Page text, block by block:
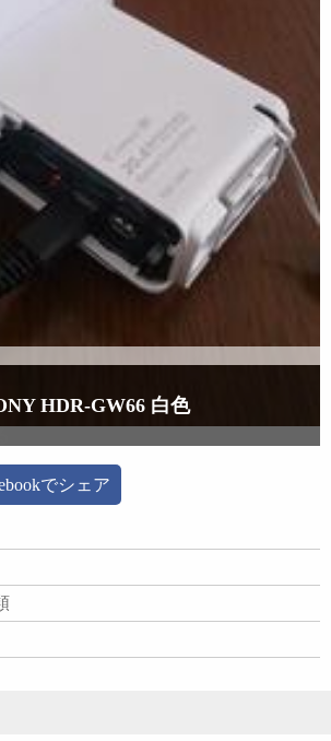
HDR-GW66 白色
でシェア